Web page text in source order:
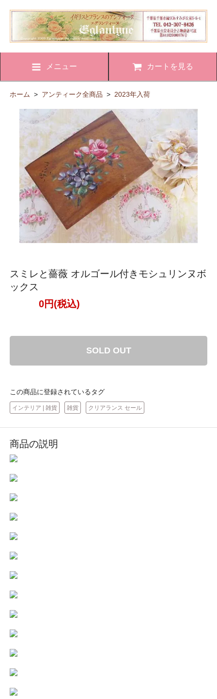
メニュー カートを見る
ホーム > アンティーク全商品 > 2023年入荷
スミレと薔薇 オルゴール付きモシュリンヌボ
ックス
0円(税込)
SOLD OUT
この商品に登録されているタグ
インテリア | 雑貨 雑貨 クリアランス セール
商品の説明